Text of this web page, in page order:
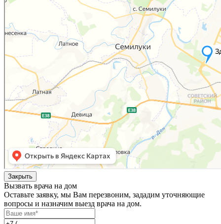
Закрыть
Вызвать врача на дом
Оставьте заявку, мы Вам перезвоним, зададим уточняющие
вопросы и назначим выезд врача на дом.